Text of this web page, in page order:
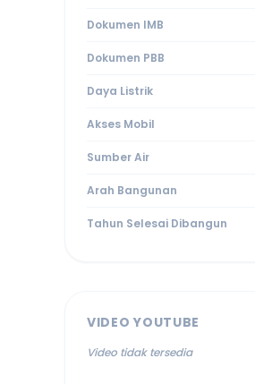
Dokumen IMB
Dokumen PBB
Daya Listrik
Akses Mobil
Sumber Air
Arah Bangunan
Tahun Selesai Dibangun
VIDEO YOUTUBE
Video tidak tersedia